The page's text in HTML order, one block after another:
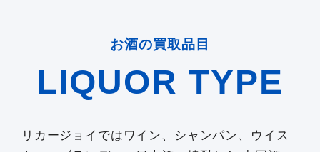
お酒の買取品目
LIQUOR TYPE
リカージョイではワイン、シャンパン、ウイス